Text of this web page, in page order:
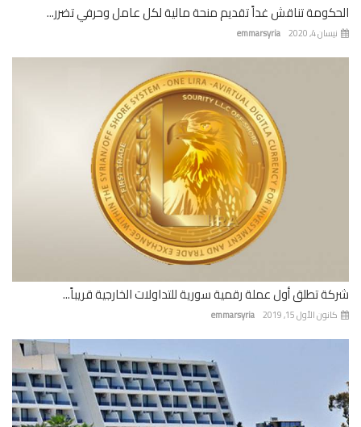
تناقش غداً تقديم منحة مالية لكل عامل وحرفي تضرر...
emmarsyria 4, 2020
تطلق أول عملة رقمية سورية للتداولات الخارجية قريباً...
emmarsyria الأول 15, 2019